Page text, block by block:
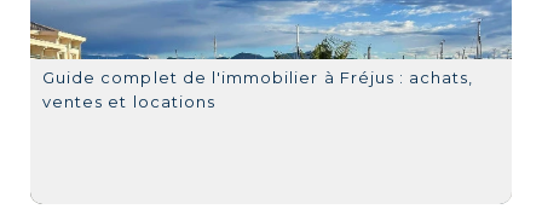
Guide complet de l'immobilier à Fréjus : achats,
ventes et locations